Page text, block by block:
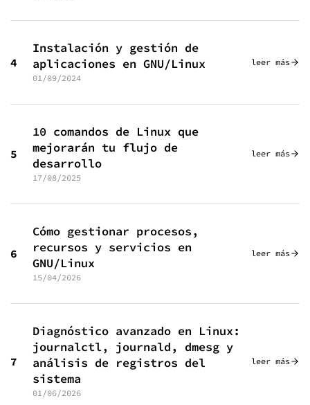
4
Instalación y gestión de
aplicaciones en GNU/Linux
01/09/2024
leer más
5
10 comandos de Linux que
mejorarán tu flujo de
desarrollo
17/08/2025
leer más
6
Cómo gestionar procesos,
recursos y servicios en
GNU/Linux
15/04/2026
leer más
7
Diagnóstico avanzado en Linux:
journalctl, journald, dmesg y
análisis de registros del
sistema
01/06/2026
leer más